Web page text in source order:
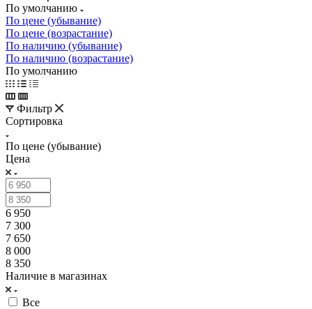
По умолчанию
По цене (убывание)
По цене (возрастание)
По наличию (убывание)
По наличию (возрастание)
По умолчанию
Фильтр
Сортировка
По цене (убывание)
Цена
6 950
7 300
7 650
8 000
8 350
Наличие в магазинах
Все